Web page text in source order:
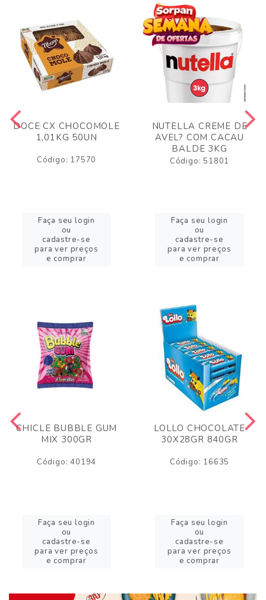
DOCE CX CHOCOMOLE
1,01KG 50UN
Código: 17570
Faça seu login
ou
cadastre-se
para ver preços
e comprar
NUTELLA CREME DE
AVEL? COM CACAU
BALDE 3KG
Código: 51801
Faça seu login
ou
cadastre-se
para ver preços
e comprar
CHICLE BUBBLE GUM
MIX 300GR
Código: 40194
Faça seu login
ou
cadastre-se
para ver preços
e comprar
LOLLO CHOCOLATE
30X28GR 840GR
Código: 16635
Faça seu login
ou
cadastre-se
para ver preços
e comprar